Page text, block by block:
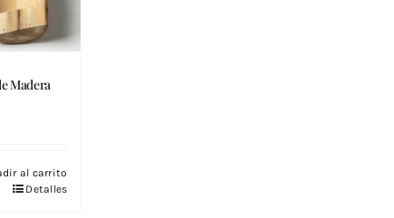
Madera
al carrito
Detalles